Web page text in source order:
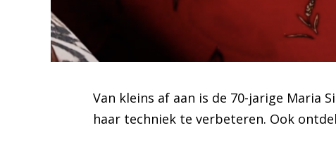
Van kleins af aan is de 70-jarige Maria
haar techniek te verbeteren. Ook